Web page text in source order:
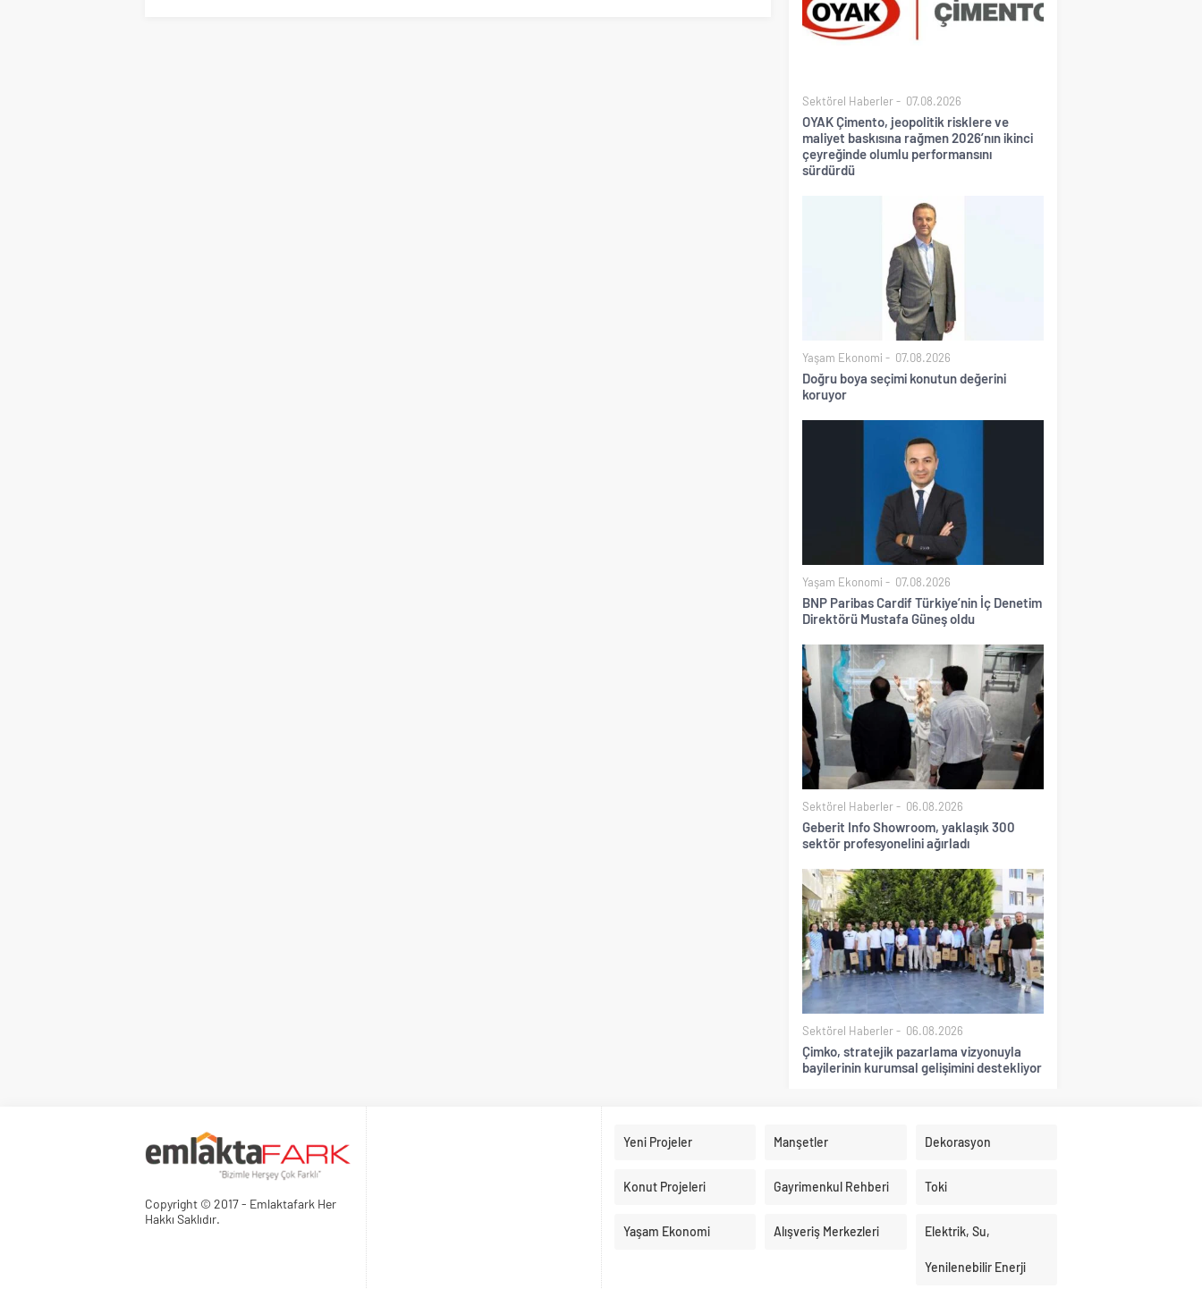
Sektörel Haberler 07.08.2026
OYAK Çimento, jeopolitik risklere ve
maliyet baskısına rağmen 2026’nın ikinci
çeyreğinde olumlu performansını
sürdürdü
Yaşam Ekonomi 07.08.2026
Doğru boya seçimi konutun değerini
koruyor
Yaşam Ekonomi 07.08.2026
BNP Paribas Cardif Türkiye’nin İç Denetim
Direktörü Mustafa Güneş oldu
Sektörel Haberler 06.08.2026
Geberit Info Showroom, yaklaşık 300
sektör profesyonelini ağırladı
Sektörel Haberler 06.08.2026
Çimko, stratejik pazarlama vizyonuyla
bayilerinin kurumsal gelişimini destekliyor
Copyright © 2017 - Emlaktafark Her
Hakkı Saklıdır.
Yeni Projeler Manşetler Dekorasyon
Konut Projeleri Gayrimenkul Rehberi Toki
Yaşam Ekonomi Alışveriş Merkezleri Elektrik, Su,
Yenilenebilir Enerji